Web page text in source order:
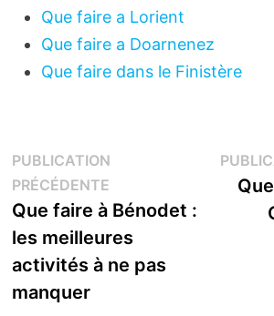
Que faire a Lorient
Que faire a Doarnenez
Que faire dans le Finistère
Navigation
de
l’article
PUBLICATION
PRÉCÉDENTEPublication
précédente :
Que faire à Bénodet :
les meilleures
activités à ne pas
manquer